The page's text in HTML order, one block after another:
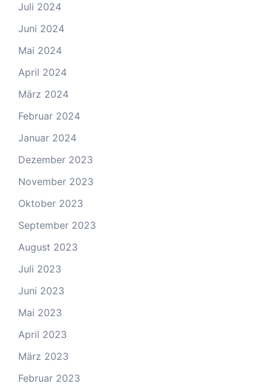
Juli 2024
Juni 2024
Mai 2024
April 2024
März 2024
Februar 2024
Januar 2024
Dezember 2023
November 2023
Oktober 2023
September 2023
August 2023
Juli 2023
Juni 2023
Mai 2023
April 2023
März 2023
Februar 2023